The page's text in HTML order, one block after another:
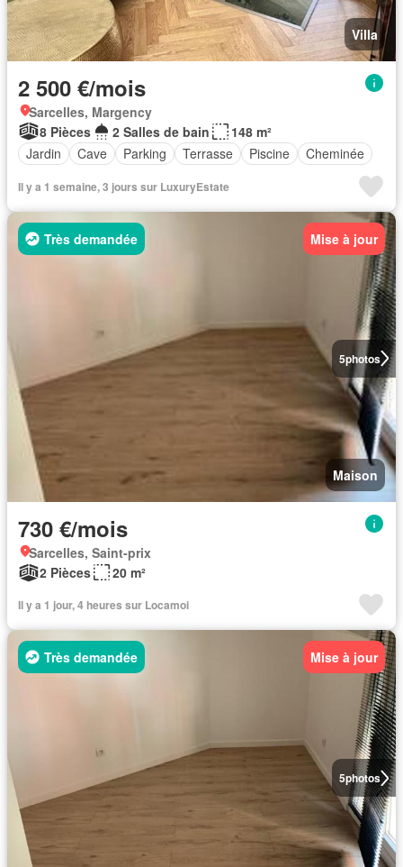
Villa
2 500 €/mois
Sarcelles, Margency
8 Pièces
2 Salles de bain
148 m²
Jardin
Cave Parking Terrasse Piscine Cheminée
Il y a 1 semaine, 3 jours sur LuxuryEstate
5photos
Très demandée Mise à jour
Maison
730 €/mois
Sarcelles, Saint-prix
2 Pièces
20 m²
Il y a 1 jour, 4 heures sur Locamoi
5photos
Très demandée Mise à jour